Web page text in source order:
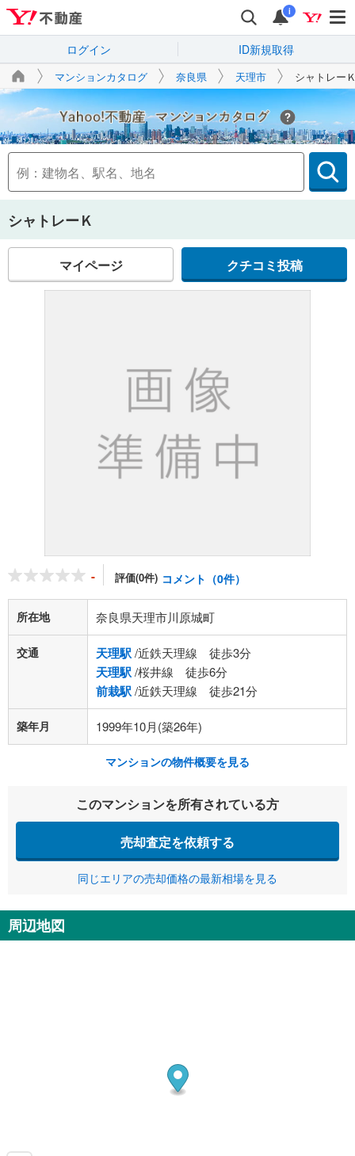
i
ログイン ID新規取得
マンションカタログ 奈良県 天理市 シャトレー
Yahoo!不動産
シャトレーＫ
マイページ クチコミ投稿
- 評価(0件) コメント（0件）
所在地 奈良県天理市川原城町
交通 天理駅/近鉄天理線 徒歩3分
天理駅/桜井線 徒歩6分
前栽駅/近鉄天理線 徒歩21分
築年月 1999年10月(築26年)
マンションの物件概要を見る
このマンションを所有されている方
売却査定を依頼する
同じエリアの売却価格の最新相場を見る
周辺地図